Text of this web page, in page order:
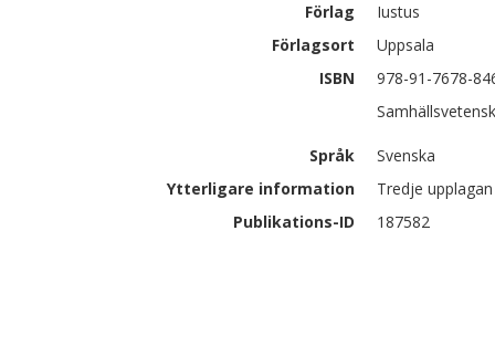
Förlag
Iustus
Förlagsort
Uppsala
ISBN
978-91-7678-
Språk
Svenska
Ytterligare information
Tredje upplagan
Publikations-ID
187582